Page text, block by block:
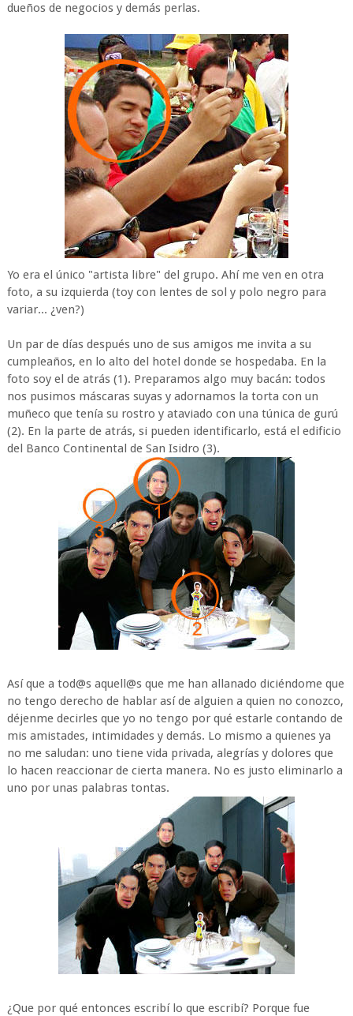
dueños de negocios y demás perlas.
Yo era el único "artista libre" del grupo. Ahí me ven en otra
foto, a su izquierda (toy con lentes de sol y polo negro para
variar... ¿ven?)
Un par de días después uno de sus amigos me invita a su
cumpleaños, en lo alto del hotel donde se hospedaba. En la
foto soy el de atrás (1). Preparamos algo muy bacán: todos
nos pusimos máscaras suyas y adornamos la torta con un
muñeco que tenía su rostro y ataviado con una túnica de gurú
(2). En la parte de atrás, si pueden identificarlo, está el edificio
del Banco Continental de San Isidro (3).
Así que a tod@s aquell@s que me han allanado diciéndome que
no tengo derecho de hablar así de alguien a quien no conozco,
déjenme decirles que yo no tengo por qué estarle contando de
mis amistades, intimidades y demás. Lo mismo a quienes ya
no me saludan: uno tiene vida privada, alegrías y dolores que
lo hacen reaccionar de cierta manera. No es justo eliminarlo a
uno por unas palabras tontas.
¿Que por qué entonces escribí lo que escribí? Porque fue